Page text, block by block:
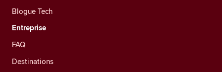
Blogue Tech
Entreprise
FAQ
Destinations